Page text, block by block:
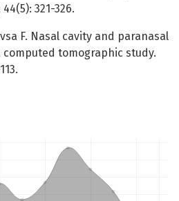
321-326.
F. Nasal cavity and paranasal
tomographic study.